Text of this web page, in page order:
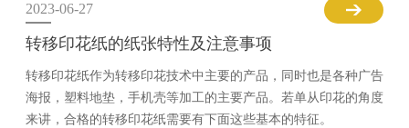
2023-06-27
转移印花纸的纸张特性及注意事项
转移印花纸作为转移印花技术中主要的产品，同时也是各种广告
海报，塑料地垫，手机壳等加工的主要产品。若单从印花的角度
来讲，合格的转移印花纸需要有下面这些基本的特征。